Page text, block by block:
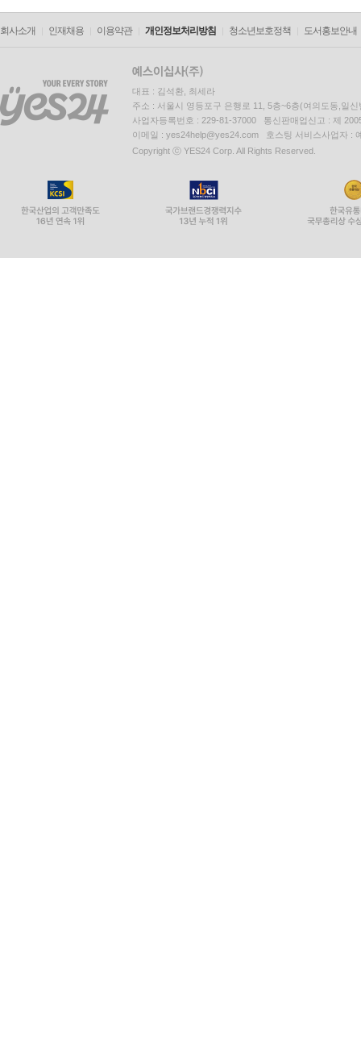
회사소개 인재채용 이용약관 개인정보처리방침 청소년보호정책 도서홍보안내
대표 : 김석환, 최세라
주소 : 서울시 영등포구 은행로 11, 5층~6층(여의도동,일신
사업자등록번호 : 229-81-37000 통신판매업신고 : 제
이메일 : yes24help@yes24.com 호스팅 서비스사업자 :
Copyright ⓒ YES24 Corp. All Rights Reserved.